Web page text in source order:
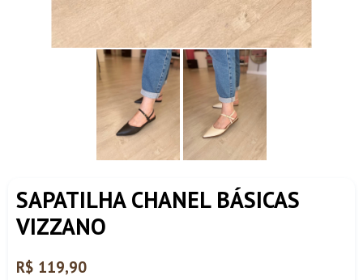
SAPATILHA CHANEL BÁSICAS
VIZZANO
Preço
R$ 119,90